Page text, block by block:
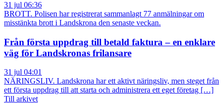
31 jul 06:36
BROTT. Polisen har registrerat sammanlagt 77 anmälningar om
misstänkta brott i Landskrona den senaste veckan.
Från första uppdrag till betald faktura – en enklare
väg för Landskronas frilansare
31 jul 04:01
NÄRINGSLIV. Landskrona har ett aktivt näringsliv, men steget från
ett första uppdrag till att starta och administrera ett eget företag […]
Till arkivet